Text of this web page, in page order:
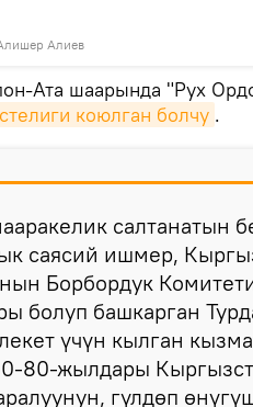
Алиев
Ата шаарында "Рух
коюлган болчу .
салтанатын
саясий ишмер,
Борбордук
болуп башкарган
үчүн кылган
80-жылдары
гүлдөп